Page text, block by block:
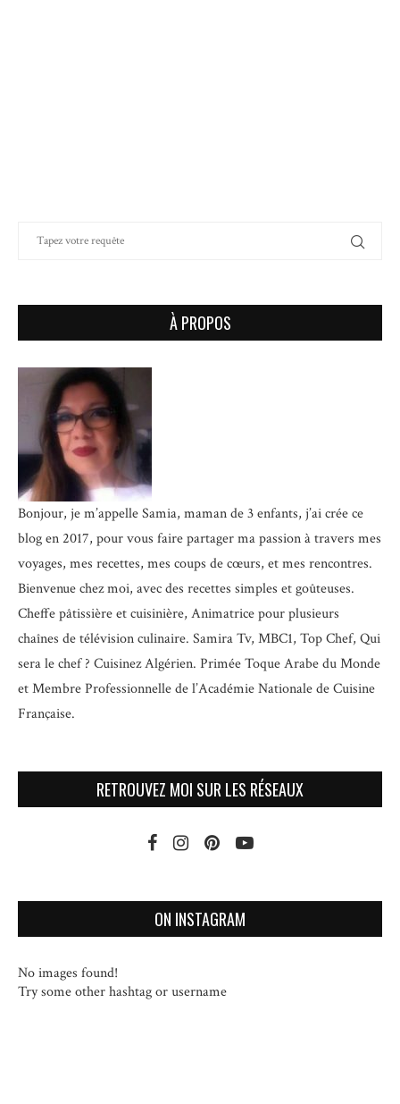
À PROPOS
Bonjour, je m’appelle Samia, maman de 3 enfants, j’ai crée ce
blog en 2017, pour vous faire partager ma passion à travers mes
voyages, mes recettes, mes coups de cœurs, et mes rencontres.
Bienvenue chez moi, avec des recettes simples et goûteuses.
Cheffe pâtissière et cuisinière, Animatrice pour plusieurs
chaînes de télévision culinaire. Samira Tv, MBC1, Top Chef, Qui
sera le chef ? Cuisinez Algérien. Primée Toque Arabe du Monde
etMembre Professionnelle de l’Académie Nationale de Cuisine
Française.
RETROUVEZ MOI SUR LES RÉSEAUX
ON INSTAGRAM
No images found!
Try some other hashtag or username